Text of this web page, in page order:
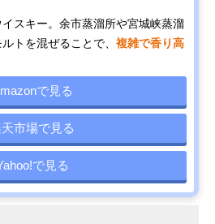
スキー。余市蒸溜所や宮城峡蒸溜
トを混ぜることで、 複雑で香り高
で見る
市場で見る
で見る